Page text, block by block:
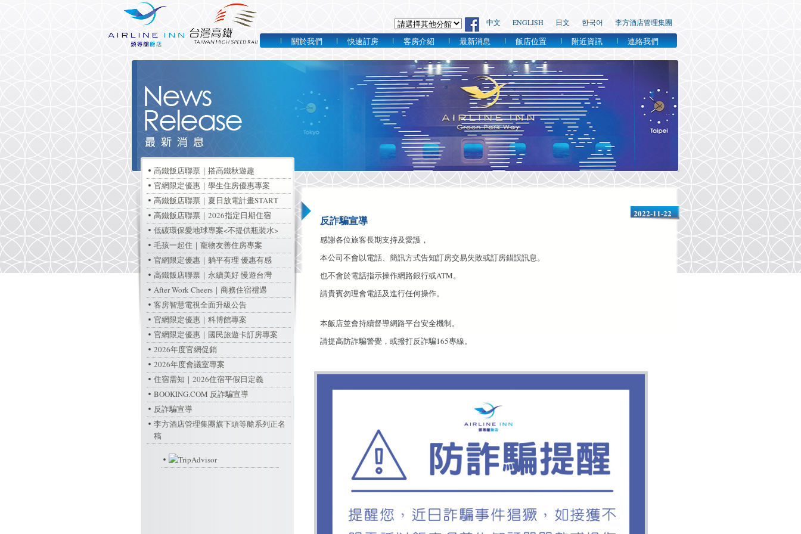
中文 ENGLISH 日文 한국어 李方酒店管理集團
關於我們 快速訂房 客房介紹 最新消息 飯店位置 附近資訊 連絡我們
高鐵飯店聯票｜搭高鐵秋遊趣
官網限定優惠｜學生住房優惠專案
高鐵飯店聯票｜夏日放電計畫START
高鐵飯店聯票｜2026指定日期住宿
低碳環保愛地球專案<不提供瓶裝水>
毛孩一起住｜寵物友善住房專案
官網限定優惠｜躺平有理 優惠有感
高鐵飯店聯票｜永續美好 慢遊台灣
After Work Cheers｜商務住宿禮遇
客房智慧電視全面升級公告
官網限定優惠｜科博館專案
官網限定優惠｜國民旅遊卡訂房專案
2026年度官網促銷
2026年度會議室專案
住宿需知｜2026住宿平假日定義
BOOKING.COM 反詐騙宣導
反詐騙宣導
李方酒店管理集團旗下頭等艙系列正名
稿
2022-11-22
反詐騙宣導
感謝各位旅客長期支持及愛護，
本公司不會以電話、簡訊方式告知訂房交易失敗或訂房錯誤訊息。
也不會於電話指示操作網路銀行或ATM。
請貴賓勿理會電話及進行任何操作。
本飯店並會持續督導網路平台安全機制。
請提高防詐騙警覺，或撥打反詐騙165專線。